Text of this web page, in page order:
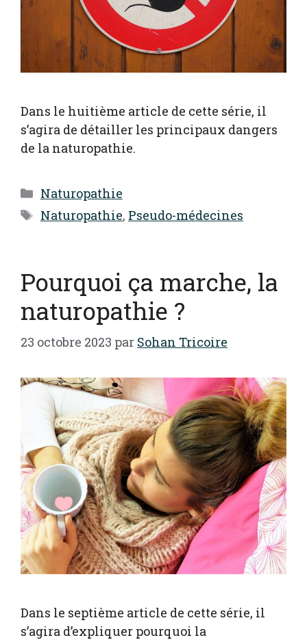
Dans le huitième article de cette série, il
s’agira de détailler les principaux dangers
de la naturopathie.
Catégories
Naturopathie
Étiquettes
Naturopathie, Pseudo-médecines
Pourquoi ça marche, la
naturopathie ?
23 octobre 2023 par Sohan Tricoire
Dans le septième article de cette série, il
s’agira d’expliquer pourquoi la